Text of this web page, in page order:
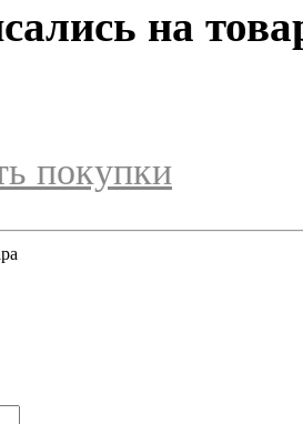
на
покупки